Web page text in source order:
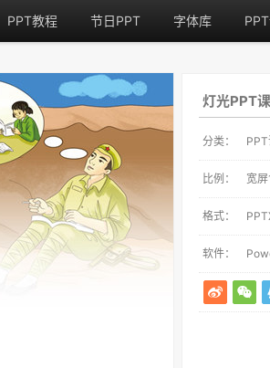
PPT教程 节日PPT 字体库
灯光PPT
分类：
比例： 宽
格式：
软件：